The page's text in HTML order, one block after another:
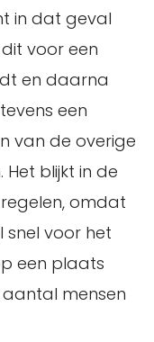
in dat geval
voor een
en daarna
een
van de overige
blijkt in de
omdat
snel voor het
een plaats
mensen